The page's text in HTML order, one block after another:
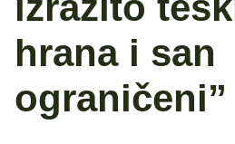
hrana i san
ograničeni”